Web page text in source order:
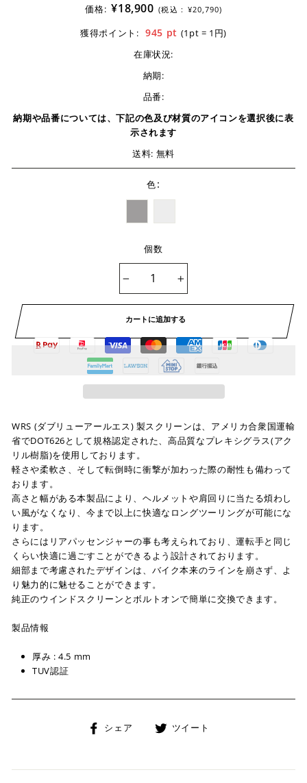
価格: ¥18,900 (税込 : ¥20,790)
獲得ポイント: 945 pt (1pt = 1円)
在庫状況:
納期:
品番:
納期や品番については、下記の色及び材質のアイコンを選択後に表
示されます
送料: 無料
色:
個数
カートに追加する
WRS (ダブリューアールエス) 製スクリーンは、アメリカ合衆国運輸
省でDOT626として規格認定された、高品質なプレキシグラス(アク
リル樹脂)を使用しております。
軽さや柔軟さ、そして転倒時に衝撃が加わった際の耐性も備わって
おります。
高さと幅がある本製品により、ヘルメットや肩回りに当たる煩わし
い風がなくなり、今まで以上に快適なロングツーリングが可能にな
ります。
さらにはリアパッセンジャーの事も考えられており、運転手と同じ
くらい快適に過ごすことができるよう設計されております。
細部まで考慮されたデザインは、バイク本来のラインを崩さず、よ
り魅力的に魅せることができます。
純正のウインドスクリーンとボルトオンで簡単に交換できます。
製品情報
厚み : 4.5 mm
TUV認証
シェア
Facebook
ェ
ツイート
稿